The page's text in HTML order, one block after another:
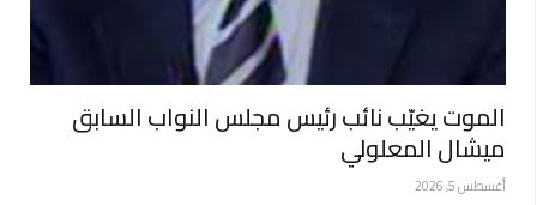
الموت يغيّب نائب رئيس مجلس النواب السابق
ميشال المعلولي
أغسطس 5, 2026